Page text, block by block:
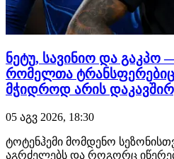
ნეტუ, სავინიო და გაკპო
რომელთა
მჭიდროდ არის
05 აგვ 2026, 18:30
ტოტენჰემი მომდენო
აგრძელებს და როგორც